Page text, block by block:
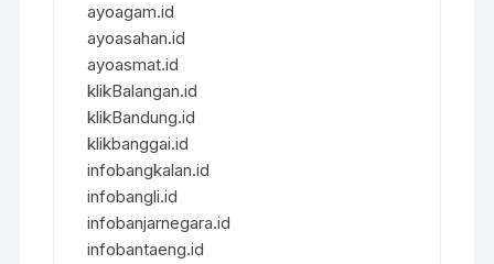
ayoagam.id
ayoasahan.id
ayoasmat.id
klikBalangan.id
klikBandung.id
klikbanggai.id
infobangkalan.id
infobangli.id
infobanjarnegara.id
infobantaeng.id